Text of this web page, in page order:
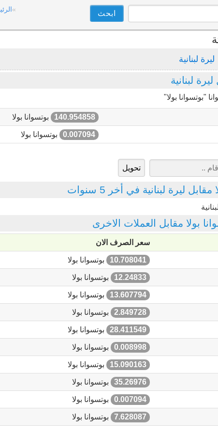
ليرة لبنانية
لبنانية
"بوتسوانا بولا"
140.954858 بوتسوانا بولا
0.007094 بوتسوانا بولا
ليرة لبنانية في أخر 5 سنوات
بولا مقابل العملات الاخرى
سعر الصرف الان
10.708041 بوتسوانا بولا
12.24833 بوتسوانا بولا
13.607794 بوتسوانا بولا
2.849728 بوتسوانا بولا
28.411549 بوتسوانا بولا
0.008998 بوتسوانا بولا
15.090163 بوتسوانا بولا
35.26976 بوتسوانا بولا
0.007094 بوتسوانا بولا
7.628087 بوتسوانا بولا